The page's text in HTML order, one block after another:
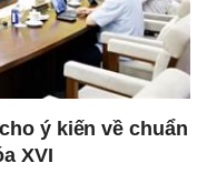
ý kiến về chuẩn
XVI